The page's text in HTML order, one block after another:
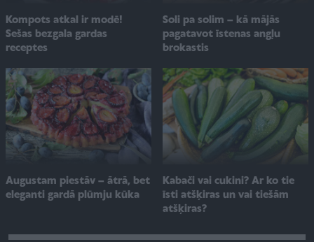
Kompots atkal ir modē!
Sešas bezgala gardas
receptes
Soli pa solim – kā mājās
pagatavot īstenas angļu
brokastis
Augustam piestāv – ātrā, bet
eleganti gardā plūmju kūka
Kabači vai cukini? Ar ko tie
īsti atšķiras un vai tiešām
atšķiras?